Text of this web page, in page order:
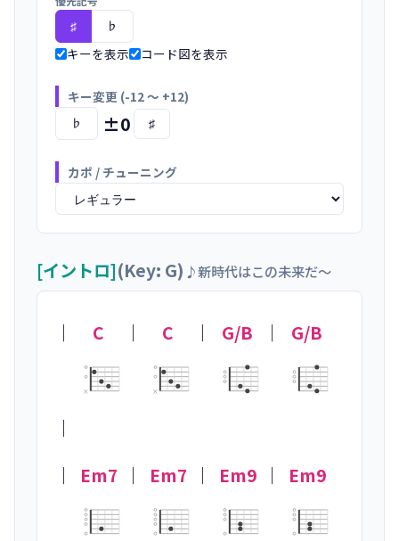
♯ ♭
キーを表示 コード図を表示
キー変更 (-12 〜 +12)
♭ ±0 ♯
カポ / チューニング
[イントロ](Key: G) ♪新時代はこの未来だ〜
｜ C
×
｜ C
×
｜ G/B ｜ G/B
｜
｜
Em7 ｜ Em7 ｜ Em9 ｜ Em9